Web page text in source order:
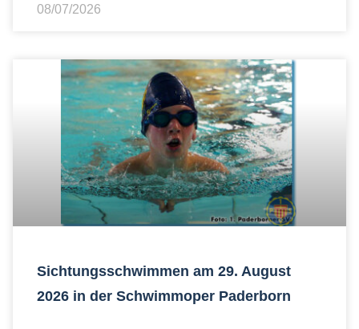
08/07/2026
Sichtungsschwimmen am 29. August
2026 in der Schwimmoper Paderborn